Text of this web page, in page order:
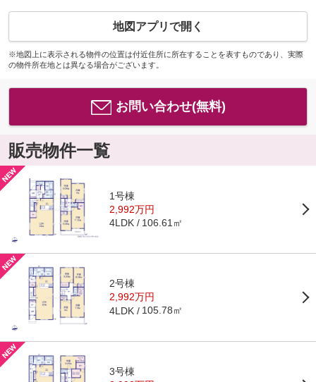
地図アプリで開く
※地図上に表示される物件の位置は付近住所に所在することを表すものであり、実際
の物件所在地とは異なる場合がございます。
お問い合わせ(無料)
販売物件一覧
1号棟
2,992万円
4LDK 106.61㎡
2号棟
2,992万円
4LDK 105.78㎡
3号棟